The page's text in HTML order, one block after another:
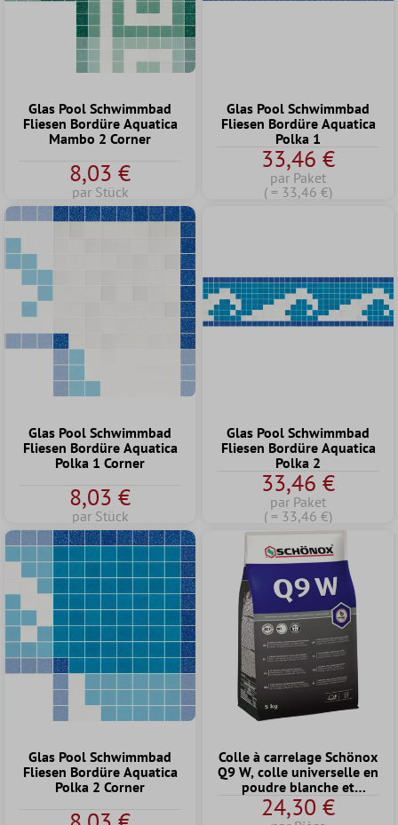
Glas Pool Schwimmbad
Fliesen Bordüre Aquatica
Mambo 2 Corner
8,03 €
par Stück
Glas Pool Schwimmbad
Fliesen Bordüre Aquatica
Polka 1
33,46 €
par Paket
( = 33,46 €)
Glas Pool Schwimmbad
Fliesen Bordüre Aquatica
Polka 1 Corner
8,03 €
par Stück
Glas Pool Schwimmbad
Fliesen Bordüre Aquatica
Polka 2
33,46 €
par Paket
( = 33,46 €)
Glas Pool Schwimmbad
Fliesen Bordüre Aquatica
Polka 2 Corner
Colle à carrelage Schönox
Q9 W, colle universelle en
poudre blanche et
flexible, 5 kg
24,30 €